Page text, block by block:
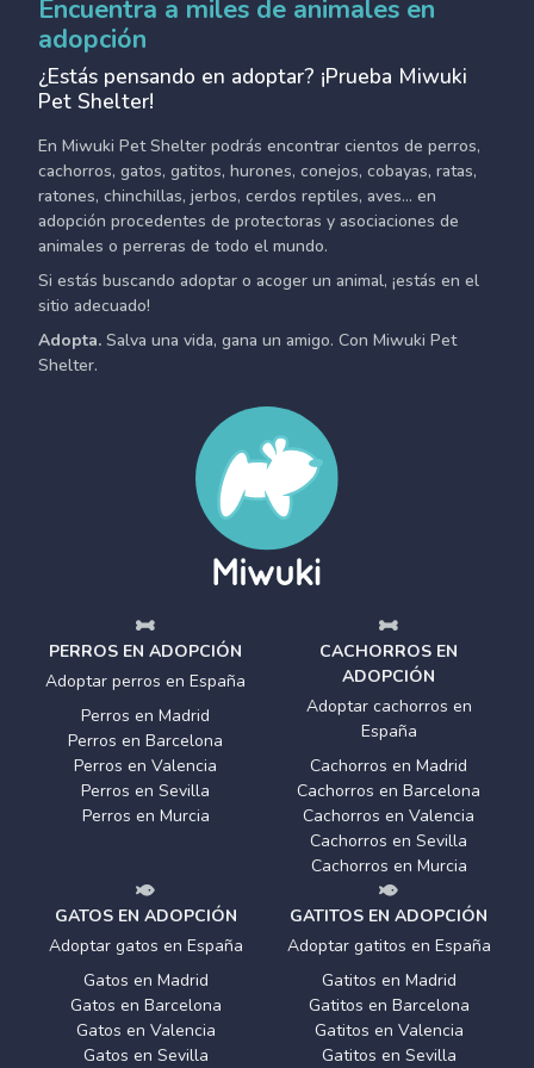
Encuentra a miles de animales en
adopción
¿Estás pensando en adoptar? ¡Prueba Miwuki
Pet Shelter!
En Miwuki Pet Shelter podrás encontrar cientos de perros,
cachorros, gatos, gatitos, hurones, conejos, cobayas, ratas,
ratones, chinchillas, jerbos, cerdos reptiles, aves... en
adopción procedentes de protectoras y asociaciones de
animales o perreras de todo el mundo.
Si estás buscando adoptar o acoger un animal, ¡estás en el
sitio adecuado!
Adopta. Salva una vida, gana un amigo. Con Miwuki Pet
Shelter.
PERROS EN ADOPCIÓN
Adoptar perros en España
Perros en Madrid
Perros en Barcelona
Perros en Valencia
Perros en Sevilla
Perros en Murcia
CACHORROS EN
ADOPCIÓN
Adoptar cachorros en
España
Cachorros en Madrid
Cachorros en Barcelona
Cachorros en Valencia
Cachorros en Sevilla
Cachorros en Murcia
GATOS EN ADOPCIÓN
Adoptar gatos en España
Gatos en Madrid
Gatos en Barcelona
Gatos en Valencia
Gatos en Sevilla
GATITOS EN ADOPCIÓN
Adoptar gatitos en España
Gatitos en Madrid
Gatitos en Barcelona
Gatitos en Valencia
Gatitos en Sevilla